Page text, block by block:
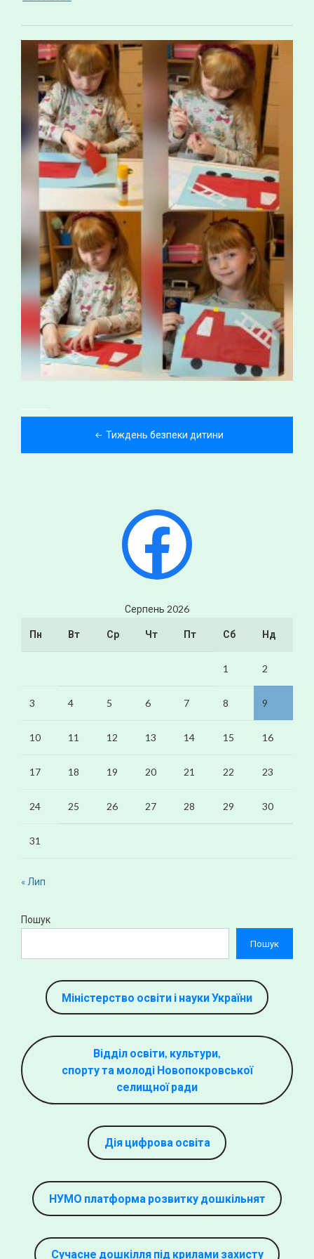
Тиждень безпеки дитини
Серпень 2026
Пн Вт Ср Чт Пт Сб Нд
1 2
3 4 5 6 7 8 9
10 11 12 13 14 15 16
17 18 19 20 21 22 23
24 25 26 27 28 29 30
31
« Лип
Пошук
Пошук
Міністерство освіти і науки України
Відділ освіти, культури,
спорту та молоді Новопокровської
селищної ради
Дія цифрова освіта
НУМО платформа розвитку дошкільнят
Сучасне дошкілля під крилами захисту